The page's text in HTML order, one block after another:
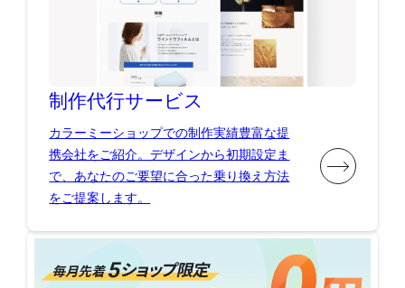
制作代行サービス
カラーミーショップでの制作実績豊富な提
携会社をご紹介。デザインから初期設定ま
で、あなたのご要望に合った乗り換え方法
をご提案します。